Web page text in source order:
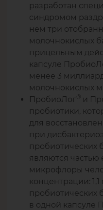
разработан
синдромом
нем три
молочнокислых
прицельным
капсуле
менее 3
молочнокислых
ПробиоЛог ® и
пробиотики,
для
при
пробиотических
являются частью
микрофлоры
концентрации:
пробиотических
в одной капсуле